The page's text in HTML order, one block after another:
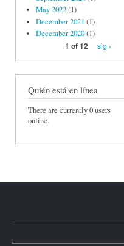
May 2022(1)
December 2021 (1)
December 2020(1)
1 of 12
sig ›
Quién está en línea
There are currently 0 users
online.